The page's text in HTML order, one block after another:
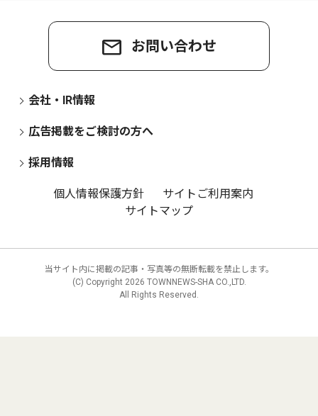
お問い合わせ
会社・IR情報
広告掲載をご検討の方へ
採用情報
個人情報保護方針
サイトご利用案内
サイトマップ
当サイト内に掲載の記事・写真等の無断転載を禁止します。
(C) Copyright 2026 TOWNNEWS-SHA CO.,LTD.
All Rights Reserved.